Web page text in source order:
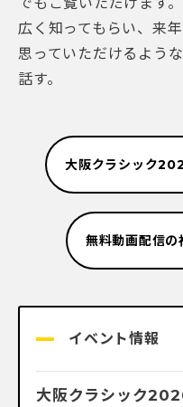
広く知ってもらい、来
思っていただけるよう
話す。
大阪クラシック
無料動画配信の
イベント情報
大阪クラシック